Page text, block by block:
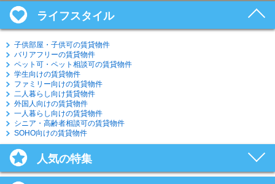
ライフスタイル
子供部屋・子供可の賃貸物件
バリアフリーの賃貸物件
ペット可・ペット相談可の賃貸物件
学生向けの賃貸物件
ファミリー向けの賃貸物件
二人暮らし向け賃貸物件
外国人向けの賃貸物件
一人暮らし向けの賃貸物件
シニア・高齢者相談可の賃貸物件
SOHO向けの賃貸物件
人気の特集